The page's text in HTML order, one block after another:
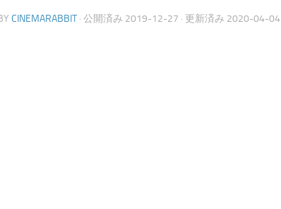
CINEMARABBIT · 公開済み 2019-12-27 · 更新済み 2020-04-04